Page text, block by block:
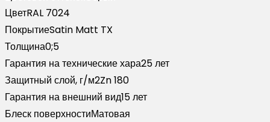
Matt
TX
RAL
7024
мокрый
асфальт
(2м)
ЦветRAL 7024
ПокрытиеSatin Matt TX
Толщина0;5
Гарантия на технические хара25 лет
Защитный слой, г/м2Zn 180
Гарантия на внешний вид15 лет
Блеск поверхностиМатовая